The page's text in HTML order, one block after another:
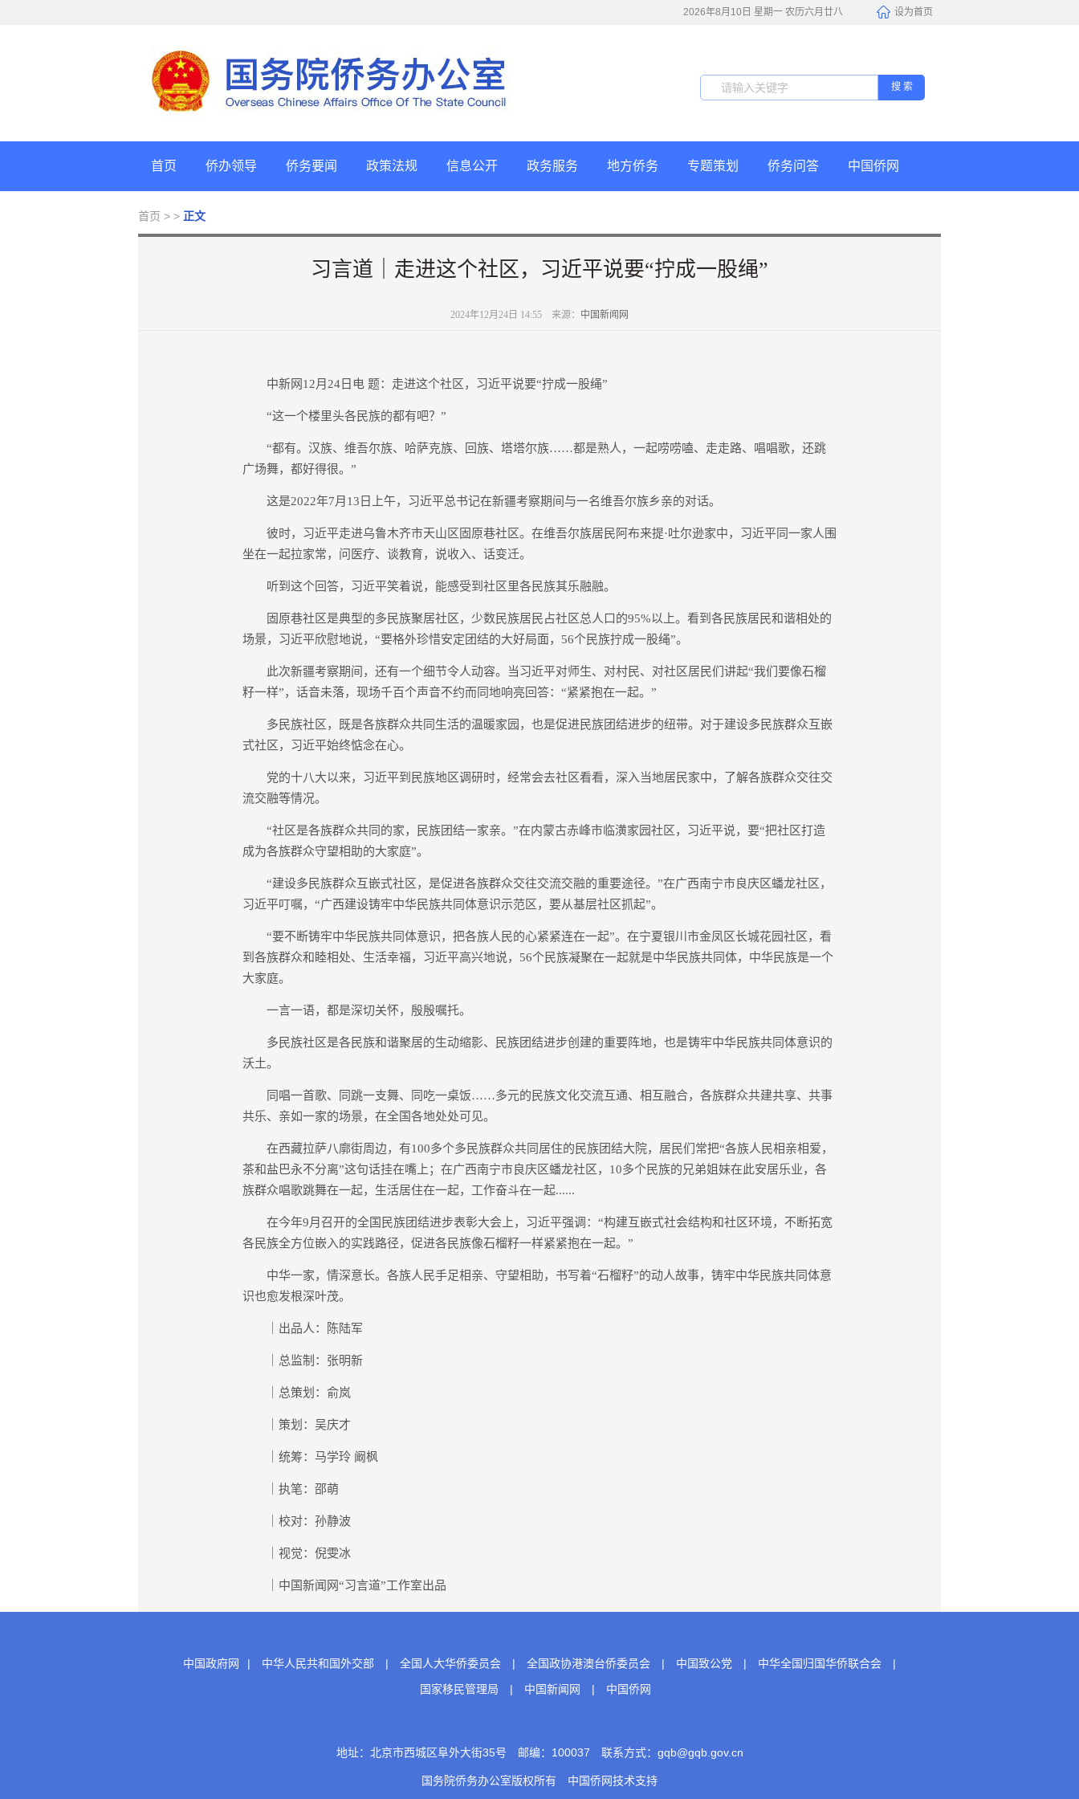
设为首页
2026年8月10日 星期一 农历六月廿八
搜 索
首页 侨办领导 侨务要闻 政策法规 信息公开 政务服务 地方侨务 专题策划 侨务问答 中国侨网
首页 > > 正文
习言道｜走进这个社区，习近平说要“拧成一股绳”
2024年12月24日 14:55 来源： 中国新闻网
中新网12月24日电 题：走进这个社区，习近平说要“拧成一股绳”
“这一个楼里头各民族的都有吧？”
“都有。汉族、维吾尔族、哈萨克族、回族、塔塔尔族……都是熟人，一起唠唠嗑、走走路、唱唱歌，还跳
广场舞，都好得很。”
这是2022年7月13日上午，习近平总书记在新疆考察期间与一名维吾尔族乡亲的对话。
彼时，习近平走进乌鲁木齐市天山区固原巷社区。在维吾尔族居民阿布来提·吐尔逊家中，习近平同一家人围
坐在一起拉家常，问医疗、谈教育，说收入、话变迁。
听到这个回答，习近平笑着说，能感受到社区里各民族其乐融融。
固原巷社区是典型的多民族聚居社区，少数民族居民占社区总人口的95%以上。看到各民族居民和谐相处的
场景，习近平欣慰地说，“要格外珍惜安定团结的大好局面，56个民族拧成一股绳”。
此次新疆考察期间，还有一个细节令人动容。当习近平对师生、对村民、对社区居民们讲起“我们要像石榴
籽一样”，话音未落，现场千百个声音不约而同地响亮回答：“紧紧抱在一起。”
多民族社区，既是各族群众共同生活的温暖家园，也是促进民族团结进步的纽带。对于建设多民族群众互嵌
式社区，习近平始终惦念在心。
党的十八大以来，习近平到民族地区调研时，经常会去社区看看，深入当地居民家中，了解各族群众交往交
流交融等情况。
“社区是各族群众共同的家，民族团结一家亲。”在内蒙古赤峰市临潢家园社区，习近平说，要“把社区打造
成为各族群众守望相助的大家庭”。
“建设多民族群众互嵌式社区，是促进各族群众交往交流交融的重要途径。”在广西南宁市良庆区蟠龙社区，
习近平叮嘱，“广西建设铸牢中华民族共同体意识示范区，要从基层社区抓起”。
“要不断铸牢中华民族共同体意识，把各族人民的心紧紧连在一起”。在宁夏银川市金凤区长城花园社区，看
到各族群众和睦相处、生活幸福，习近平高兴地说，56个民族凝聚在一起就是中华民族共同体，中华民族是一个
大家庭。
一言一语，都是深切关怀，殷殷嘱托。
多民族社区是各民族和谐聚居的生动缩影、民族团结进步创建的重要阵地，也是铸牢中华民族共同体意识的
沃土。
同唱一首歌、同跳一支舞、同吃一桌饭……多元的民族文化交流互通、相互融合，各族群众共建共享、共事
共乐、亲如一家的场景，在全国各地处处可见。
在西藏拉萨八廓街周边，有100多个多民族群众共同居住的民族团结大院，居民们常把“各族人民相亲相爱，
茶和盐巴永不分离”这句话挂在嘴上；在广西南宁市良庆区蟠龙社区，10多个民族的兄弟姐妹在此安居乐业，各
族群众唱歌跳舞在一起，生活居住在一起，工作奋斗在一起......
在今年9月召开的全国民族团结进步表彰大会上，习近平强调：“构建互嵌式社会结构和社区环境，不断拓宽
各民族全方位嵌入的实践路径，促进各民族像石榴籽一样紧紧抱在一起。”
中华一家，情深意长。各族人民手足相亲、守望相助，书写着“石榴籽”的动人故事，铸牢中华民族共同体意
识也愈发根深叶茂。
｜出品人：陈陆军
｜总监制：张明新
｜总策划：俞岚
｜策划：吴庆才
｜统筹：马学玲 阚枫
｜执笔：邵萌
｜校对：孙静波
｜视觉：倪雯冰
｜中国新闻网“习言道”工作室出品
中国政府网 | 中华人民共和国外交部 | 全国人大华侨委员会 | 全国政协港澳台侨委员会 | 中国致公党 | 中华全国归国华侨联合会
|
国家移民管理局
| 中国新闻网 | 中国侨网
地址：北京市西城区阜外大街35号 邮编：100037 联系方式：gqb@gqb.gov.cn
国务院侨务办公室版权所有 中国侨网技术支持